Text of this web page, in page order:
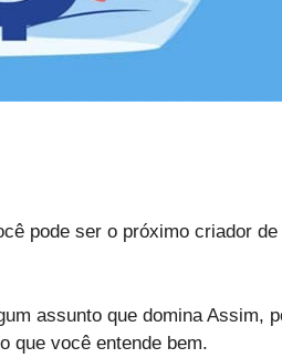
pode ser o próximo criador de
assunto que domina Assim,
que você entende bem.